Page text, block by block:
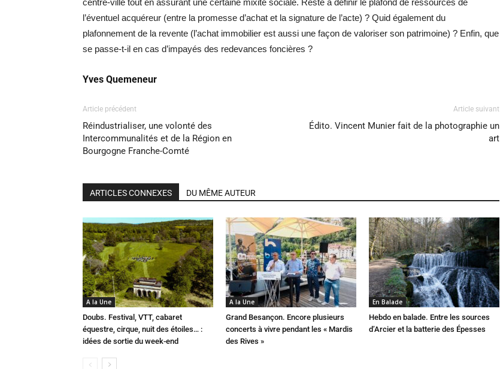
centre-ville tout en assurant une certaine mixité sociale. Reste à définir le plafond de ressources de
l’éventuel acquéreur (entre la promesse d’achat et la signature de l’acte) ? Quid également du
plafonnement de la revente (l’achat immobilier est aussi une façon de valoriser son patrimoine) ? Enfin, que
se passe-t-il en cas d’impayés des redevances foncières ?
Yves Quemeneur
Article précédent
Réindustrialiser, une volonté des
Intercommunalités et de la Région en
Bourgogne Franche-Comté
Article suivant
Édito. Vincent Munier fait de la photographie un
art
ARTICLES CONNEXES DU MÊME AUTEUR
A la Une
Doubs. Festival, VTT, cabaret
équestre, cirque, nuit des étoiles… :
idées de sortie du week-end
A la Une
Grand Besançon. Encore plusieurs
concerts à vivre pendant les « Mardis
des Rives »
En Balade
Hebdo en balade. Entre les sources
d’Arcier et la batterie des Épesses